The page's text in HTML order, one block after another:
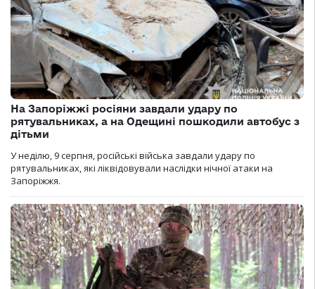
На Запоріжжі росіяни завдали удару по
рятувальниках, а на Одещині пошкодили автобус з
дітьми
У неділю, 9 серпня, російські війська завдали удару по
рятувальниках, які ліквідовували наслідки нічної атаки на
Запоріжжя.